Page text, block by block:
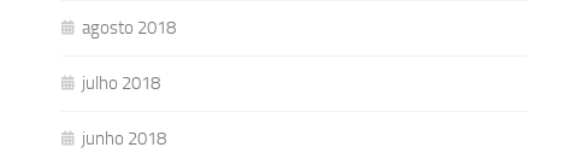
agosto 2018
julho 2018
junho 2018